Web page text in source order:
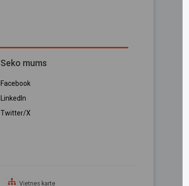
Seko mums
Facebook
LinkedIn
Twitter/X
Vietnes karte